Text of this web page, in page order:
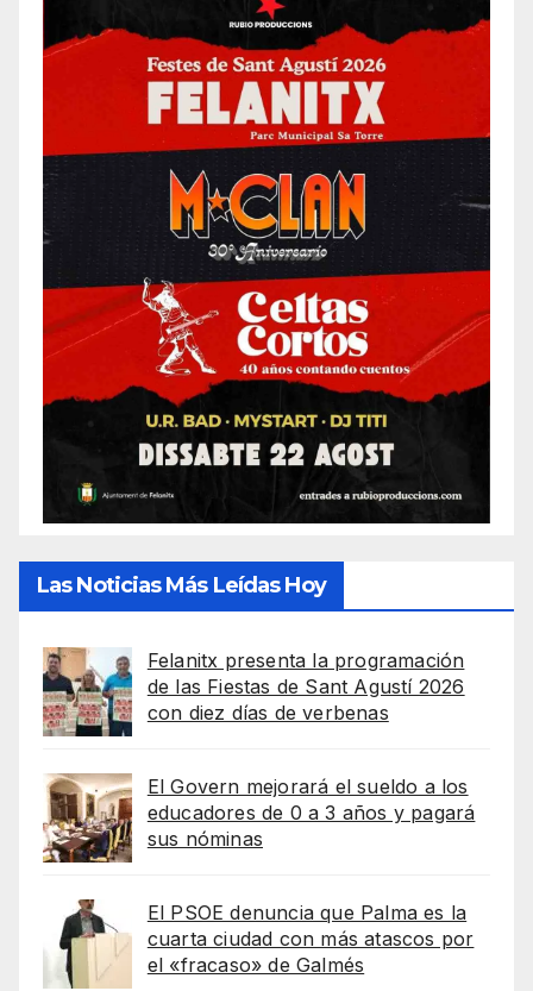
Las Noticias Más Leídas Hoy
Felanitx presenta la programación
de las Fiestas de Sant Agustí 2026
con diez días de verbenas
El Govern mejorará el sueldo a los
educadores de 0 a 3 años y pagará
sus nóminas
El PSOE denuncia que Palma es la
cuarta ciudad con más atascos por
el «fracaso» de Galmés